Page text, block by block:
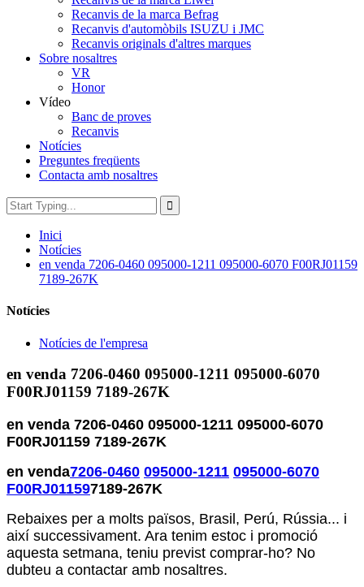
Recanvis de la marca Befrag
Recanvis d'automòbils ISUZU i JMC
Recanvis originals d'altres marques
Sobre nosaltres
VR
Honor
Vídeo
Banc de proves
Recanvis
Notícies
Preguntes freqüents
Contacta amb nosaltres
Inici
Notícies
en venda 7206-0460 095000-1211 095000-6070 F00RJ01159
7189-267K
Notícies
Notícies de l'empresa
en venda 7206-0460 095000-1211 095000-6070
F00RJ01159 7189-267K
en venda 7206-0460 095000-1211 095000-6070
F00RJ01159 7189-267K
en venda7206-0460 095000-1211 095000-6070
F00RJ011597189-267K
Rebaixes per a molts països, Brasil, Perú, Rússia... i
així successivament. Ara tenim estoc i promoció
aquesta setmana, teniu previst comprar-ho? No
dubteu a contactar amb nosaltres.